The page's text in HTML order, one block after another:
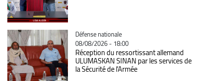
Catégorie
Défense nationale
08/08/2026 - 18:00
Réception du ressortissant allemand
ULUMASKAN SINAN par les services de
la Sécurité de l’Armée